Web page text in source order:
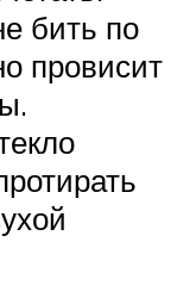
бить по
провисит